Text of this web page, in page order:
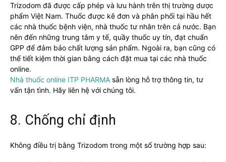
Trizodom đã được cấp phép và lưu hành trên thị trường dược
phẩm Việt Nam. Thuốc được kê đơn và phân phối tại hầu hết
các nhà thuốc bệnh viện, nhà thuốc tư nhân trên cả nước. Bạn
nên đến những trung tâm y tế, quầy thuốc uy tín, đạt chuẩn
GPP để đảm bảo chất lượng sản phẩm. Ngoài ra, bạn cũng có
thể tiết kiệm thời gian bằng cách đặt mua tại các nhà thuốc
online.
Nhà thuốc online ITP PHARMA sẵn lòng hỗ trợ thông tin, tư
vấn tận tình. Hãy liên hệ với chúng tôi.
8. Chống chỉ định
Không điều trị bằng Trizodom trong một số trường hợp sau: